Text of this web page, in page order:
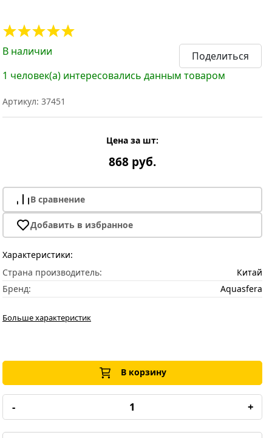
В наличии
Поделиться
1 человек(а) интересовались данным товаром
Артикул: 37451
Цена за шт:
868 руб.
В сравнение
Добавить в избранное
Характеристики:
Страна производитель:
Китай
Бренд:
Aquasfera
Больше характеристик
В корзину
- +